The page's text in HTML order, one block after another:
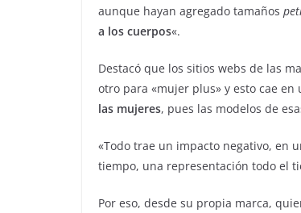
aunque hayan agregado tamaños
a los cuerpos«.
Destacó que los sitios webs de las
otro para «mujer plus» y esto cae
las mujeres, pues las modelos de
«Todo trae un impacto negativo, en
tiempo, una representación todo el
Por eso, desde su propia marca,